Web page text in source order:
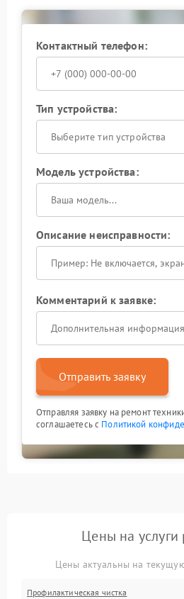
Контактный телефон:
Тип устройства:
Выберите тип устройства
Модель устройства:
Описание неисправности:
Комментарий к заявке:
Отправить заявку
Отправляя заявку на ремонт
соглашаетесь с Политикой
Цены на услуги
Цены актуальны на
Профилактическая чистка